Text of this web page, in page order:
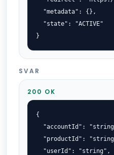
  "metadata": {},
  "state": "ACTIVE"
}
SVAR
200 OK
{
"accountId":
"productId":
  "userId": "string",